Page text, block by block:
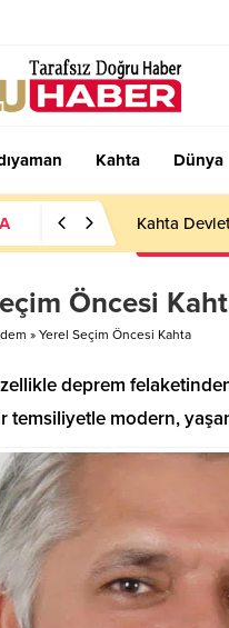
Kahta Dünya
Kahta
Öncesi
» Yerel Seçim Öncesi Kahta
deprem
temsiliyetle modern,